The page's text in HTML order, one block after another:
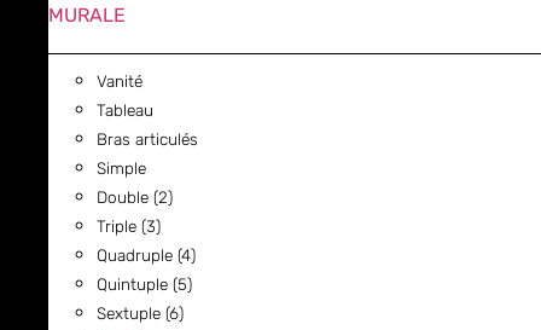
MURALE
Vanité
Tableau
Bras articulés
Simple
Double (2)
Triple (3)
Quadruple (4)
Quintuple (5)
Sextuple (6)